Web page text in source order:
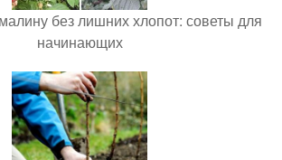
без лишних хлопот: советы для
начинающих